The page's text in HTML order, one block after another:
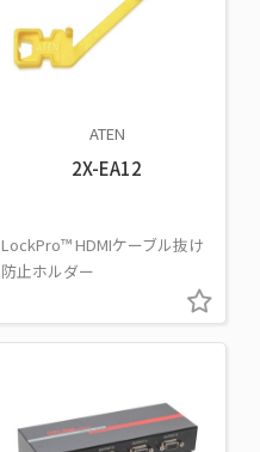
ATEN
2X-EA12
LockPro™ HDMIケーブル抜け
防止ホルダー